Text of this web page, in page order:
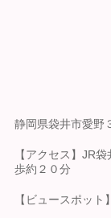
静岡県袋井市愛野
【アクセス】JR
歩約２０分
【ビュースポット】